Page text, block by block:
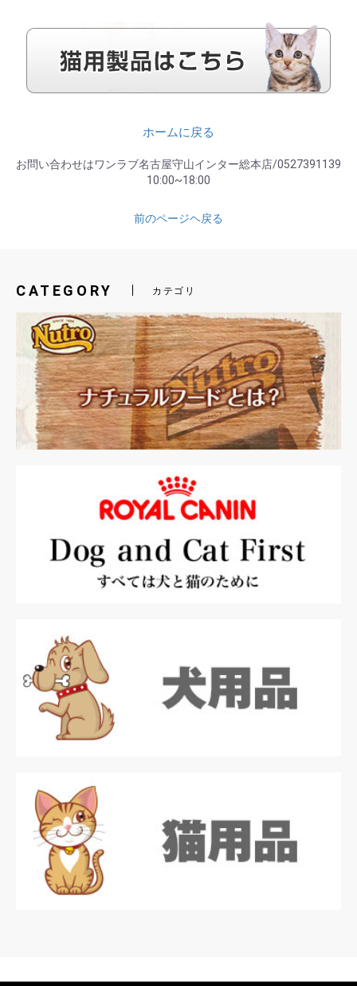
ホームに戻る
お問い合わせはワンラブ名古屋守山インター総本店/0527391139
10:00~18:00
前のページヘ戻る
CATEGORY カテゴリ